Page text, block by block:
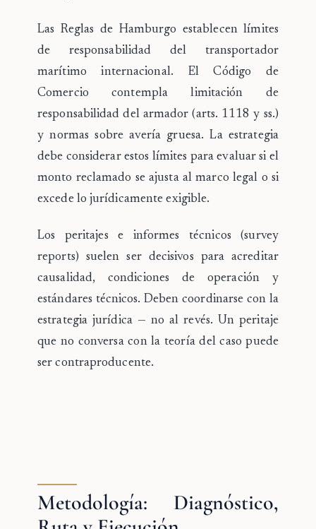
Las Reglas de Hamburgo establecenlímites
de responsabilidad del transportador
marítimo internacional. El Código de
Comercio contempla limitación de
responsabilidad del armador (arts. 1118 y ss.)
y normas sobre avería gruesa. La estrategia
debe considerar estos límites para evaluar si el
monto reclamado se ajusta al marco legal o si
excede lo jurídicamente exigible.
Los peritajes e informes técnicos (survey
reports) suelen ser decisivos para acreditar
causalidad, condiciones de operación y
estándares técnicos. Deben coordinarse con la
estrategia jurídica — no al revés. Un peritaje
que no conversa con la teoría del caso puede
ser contraproducente.
Metodología: Diagnóstico,